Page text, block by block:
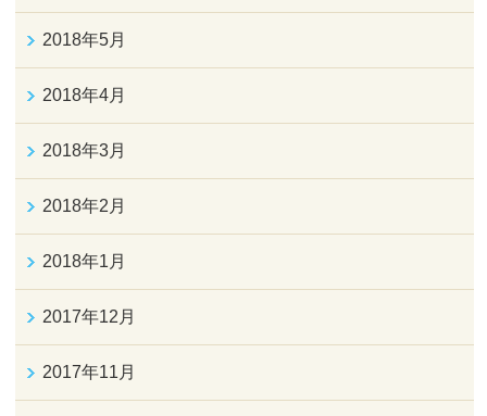
2018年5月
2018年4月
2018年3月
2018年2月
2018年1月
2017年12月
2017年11月